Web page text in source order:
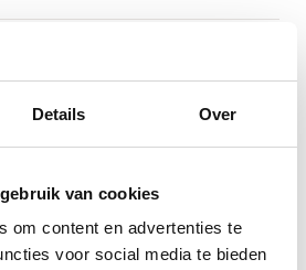
Details Over
van cookies
om content en advertenties te
voor social media te bieden
your language